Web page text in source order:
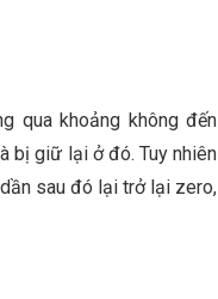
qua khoảng không đến
bị giữ lại ở đó. Tuy nhiên
sau đó lại trở lại zero,